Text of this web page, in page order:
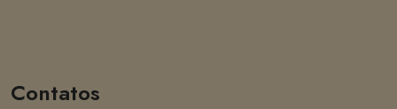
Contatos